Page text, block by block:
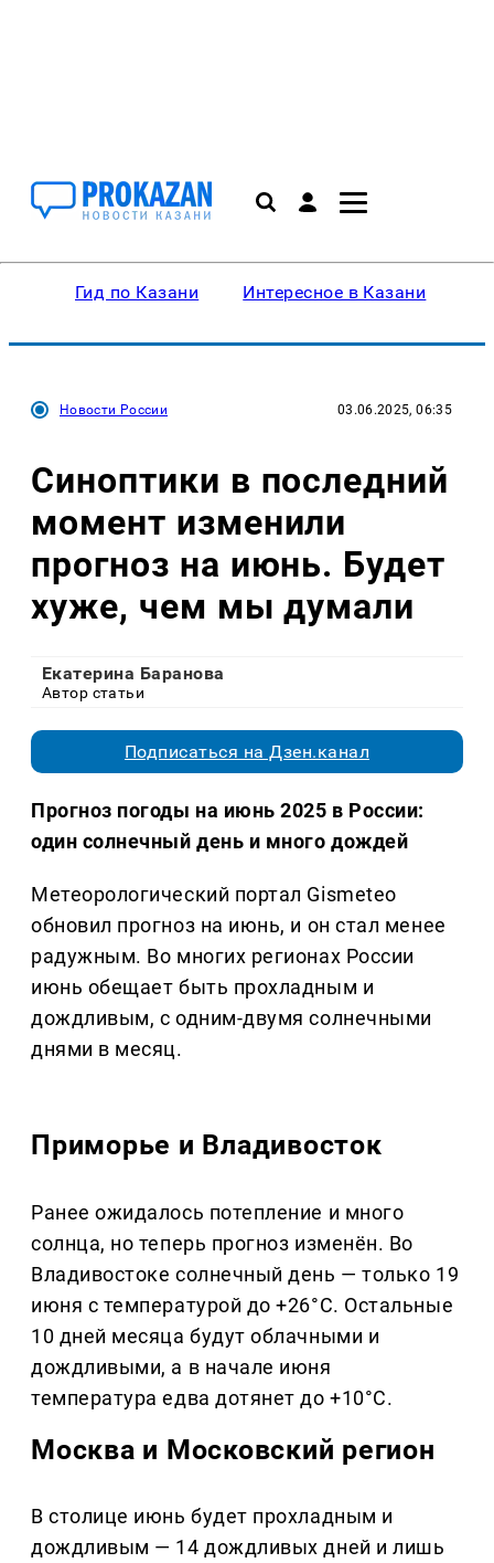
Гид по Казани Интересное в Казани
Новости России 03.06.2025, 06:35
Синоптики в последний
момент изменили
прогноз на июнь. Будет
хуже, чем мы думали
Екатерина Баранова
Автор статьи
Подписаться на Дзен.канал
Прогноз погоды на июнь 2025 в России:
один солнечный день и много дождей
Метеорологический портал Gismeteo
обновил прогноз на июнь, и он стал менее
радужным. Во многих регионах России
июнь обещает быть прохладным и
дождливым, с одним-двумя солнечными
днями в месяц.
Приморье и Владивосток
Ранее ожидалось потепление и много
солнца, но теперь прогноз изменён. Во
Владивостоке солнечный день — только 19
июня с температурой до +26°C. Остальные
10 дней месяца будут облачными и
дождливыми, а в начале июня
температура едва дотянет до +10°C.
Москва и Московский регион
В столице июнь будет прохладным и
дождливым — 14 дождливых дней и лишь